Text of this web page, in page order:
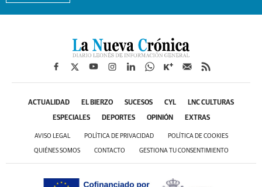
ACTUALIDAD EL BIERZO SUCESOS CYL LNC CULTURAS
ESPECIALES DEPORTES OPINIÓN EXTRAS
AVISO LEGAL POLÍTICA DE PRIVACIDAD POLÍTICA DE COOKIES
QUIÉNES SOMOS CONTACTO GESTIONA TU CONSENTIMIENTO